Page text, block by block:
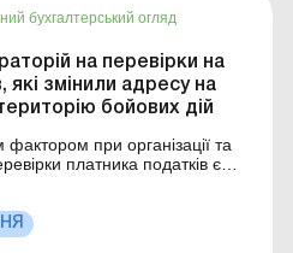
бухгалтерський огляд
на перевірки на
які змінили адресу на
бойових дій
при організації та
платника податків є
див. нижче. Більше